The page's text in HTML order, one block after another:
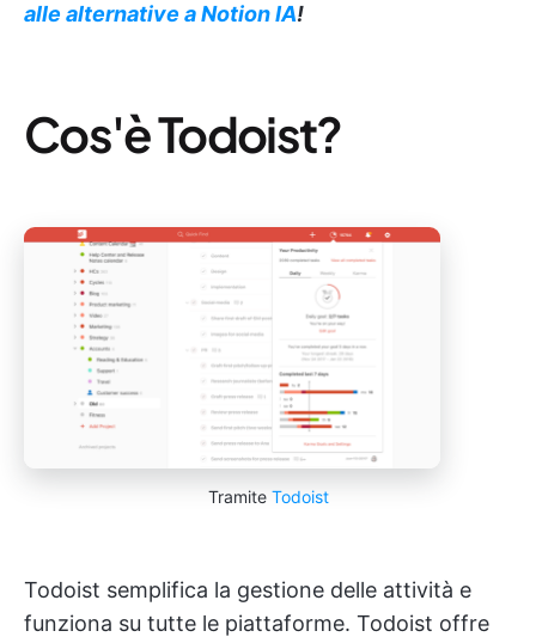
alle alternative a Notion IA!
Cos'è Todoist?
Tramite Todoist
Todoist semplifica la gestione delle attività e
funziona su tutte le piattaforme. Todoist offre